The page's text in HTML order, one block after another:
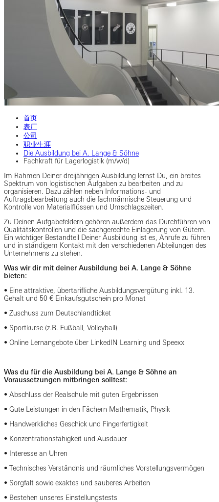
首页
表厂
公司
职业生涯
Die Ausbildung bei A. Lange & Söhne
Fachkraft für Lagerlogistik (m/w/d)
Im Rahmen Deiner dreijährigen Ausbildung lernst Du, ein breites
Spektrum von logistischen Aufgaben zu bearbeiten und zu
organisieren. Dazu zählen neben Informations- und
Auftragsbearbeitung auch die fachmännische Steuerung und
Kontrolle von Materialflüssen und Umschlagszeiten.
Zu Deinen Aufgabefeldern gehören außerdem das Durchführen von
Qualitätskontrollen und die sachgerechte Einlagerung von Gütern.
Ein wichtiger Bestandteil Deiner Ausbildung ist es, Anrufe zu führen
und in ständigem Kontakt mit den verschiedenen Abteilungen des
Unternehmens zu stehen.
Was wir dir mit deiner Ausbildung bei A. Lange & Söhne
bieten:
• Eine attraktive, übertarifliche Ausbildungsvergütung inkl. 13.
Gehalt und 50 € Einkaufsgutschein pro Monat
• Zuschuss zum Deutschlandticket
• Sportkurse (z.B. Fußball, Volleyball)
• Online Lernangebote über LinkedIN Learning und Speexx
Was du für die Ausbildung bei A. Lange & Söhne an
Voraussetzungen mitbringen solltest:
• Abschluss der Realschule mit guten Ergebnissen
• Gute Leistungen in den Fächern Mathematik, Physik
• Handwerkliches Geschick und Fingerfertigkeit
• Konzentrationsfähigkeit und Ausdauer
• Interesse an Uhren
• Technisches Verständnis und räumliches Vorstellungsvermögen
• Sorgfalt sowie exaktes und sauberes Arbeiten
• Bestehen unseres Einstellungstests